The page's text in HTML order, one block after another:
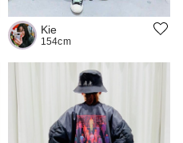
Kie
154cm